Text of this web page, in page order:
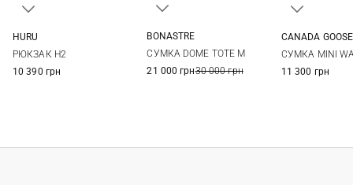
HURU
РЮКЗАК H2
10 390 грн
BONASTRE
СУМКА DOME TOTE M
21 000 грн30 000 грн
CANADA GOOSE
СУМКА MINI
11 300 грн